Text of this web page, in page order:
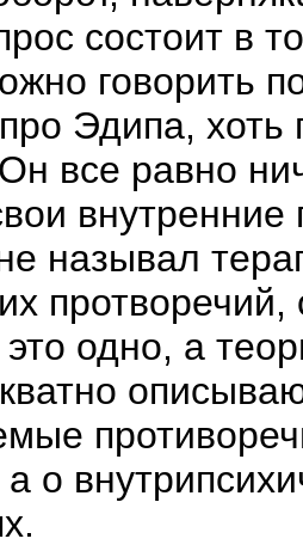
состоит в
говорить
Эдипа,
все равно
называл
одно, а
о